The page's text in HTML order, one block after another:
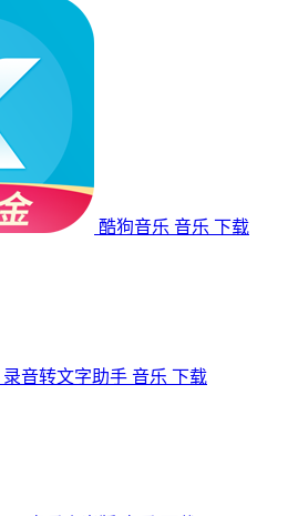
酷狗音乐 音乐 下载
录音转文字助手 音乐 下载